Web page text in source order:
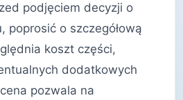
podjęciem decyzji o
poprosić o szczegółową
koszt części,
dodatkowych
pozwala na